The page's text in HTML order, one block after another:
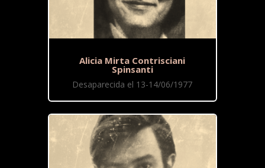
Alicia Mirta Contrisciani
Spinsanti
Desaparecida el 13-14/06/1977